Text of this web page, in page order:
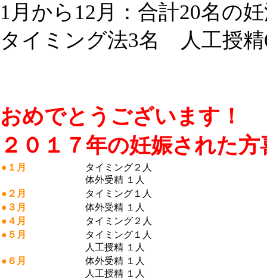
1月から12月：合計20名の
タイミング法3名 人工授
おめでとうございます！
２０１７年の妊娠された
●１月
タイミング２人
体外受精 １人
●２月
タイミング１人
●３月
体外受精 １人
●４月
タイミング２人
●５月
タイミング１人
人工授精 １人
●６月
体外受精 １人
人工授精 １人